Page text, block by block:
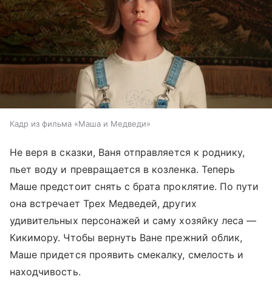
Кадр из фильма «Маша и Медведи»
Не веря в сказки, Ваня отправляется к роднику,
пьет воду и превращается в козленка. Теперь
Маше предстоит снять с брата проклятие. По пути
она встречает Трех Медведей, других
удивительных персонажей и саму хозяйку леса —
Кикимору. Чтобы вернуть Ване прежний облик,
Маше придется проявить смекалку, смелость и
находчивость.